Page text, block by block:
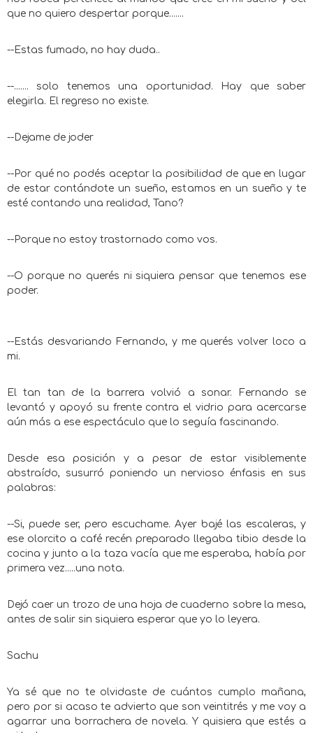
que no quiero despertar porque.......
--Estas fumado, no hay duda..
--....... solo tenemos una oportunidad. Hay que saber
elegirla. El regreso no existe.
--Dejame de joder
--Por qué no podés aceptar la posibilidad de que en lugar
de estar contándote un sueño, estamos en un sueño y te
esté contando una realidad, Tano?
--Porque no estoy trastornado como vos.
--O porque no querés ni siquiera pensar que tenemos ese
poder.
--Estás desvariando Fernando, y me querés volver loco a
mi.
El tan tan de la barrera volvió a sonar. Fernando se
levantó y apoyó su frente contra el vidrio para acercarse
aún más a ese espectáculo que lo seguía fascinando.
Desde esa posición y a pesar de estar visiblemente
abstraído, susurró poniendo un nervioso énfasis en sus
palabras:
--Si, puede ser, pero escuchame. Ayer bajé las escaleras, y
ese olorcito a café recén preparado llegaba tibio desde la
cocina y junto a la taza vacía que me esperaba, había por
primera vez.....una nota.
Dejó caer un trozo de una hoja de cuaderno sobre la mesa,
antes de salir sin siquiera esperar que yo lo leyera.
Sachu
Ya sé que no te olvidaste de cuántos cumplo mañana,
pero por si acaso te advierto que son veintitrés y me voy a
agarrar una borrachera de novela. Y quisiera que estés a